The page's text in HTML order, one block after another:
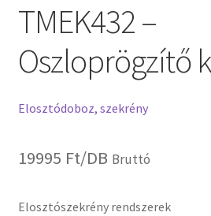
TMEK432 –
Oszloprögzítő
Elosztódoboz, szekrény
19995 Ft/DB Bruttó
Elosztószekrény rendszerek